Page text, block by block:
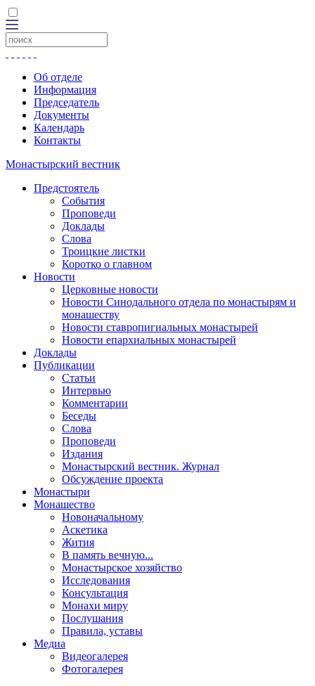
Об отделе
Информация
Председатель
Документы
Календарь
Контакты
Монастырский вестник
Предстоятель
События
Проповеди
Доклады
Слова
Троицкие листки
Коротко о главном
Новости
Церковные новости
Новости Синодального отдела по монастырям и
монашеству
Новости ставропигиальных монастырей
Новости епархиальных монастырей
Доклады
Публикации
Статьи
Интервью
Комментарии
Беседы
Слова
Проповеди
Издания
Монастырский вестник. Журнал
Обсуждение проекта
Монастыри
Монашество
Новоначальному
Аскетика
Жития
В память вечную...
Монастырское хозяйство
Исследования
Консультация
Монахи миру
Послушания
Правила, уставы
Медиа
Видеогалерея
Фотогалерея